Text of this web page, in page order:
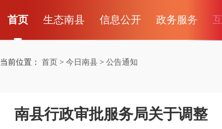
首页 生态南县 信息公开 政务服务
当前位置： 首页 > 今日南县 > 公告通知
南县行政审批服务局关于调整